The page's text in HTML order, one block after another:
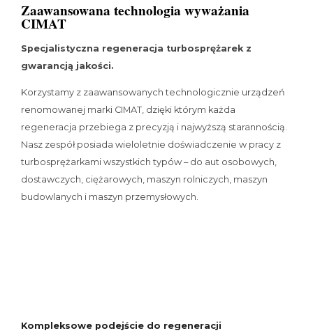
Zaawansowana technologia wyważania
CIMAT
Specjalistyczna regeneracja turbosprężarek z
gwarancją jakości.
Korzystamy z zaawansowanych technologicznie urządzeń
renomowanej marki CIMAT, dzięki którym każda
regeneracja przebiega z precyzją i najwyższą starannością.
Nasz zespół posiada wieloletnie doświadczenie w pracy z
turbosprężarkami wszystkich typów – do aut osobowych,
dostawczych, ciężarowych, maszyn rolniczych, maszyn
budowlanych i maszyn przemysłowych.
Kompleksowe podejście do regeneracji